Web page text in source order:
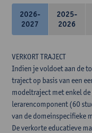
2026-
2027
2025-
2026
VERKORT TRAJECT
Indien je voldoet aan de
traject op basis van een
modeltraject met enkel
lerarencomponent (60
van de domeinspecifieke
De verkorte educatieve